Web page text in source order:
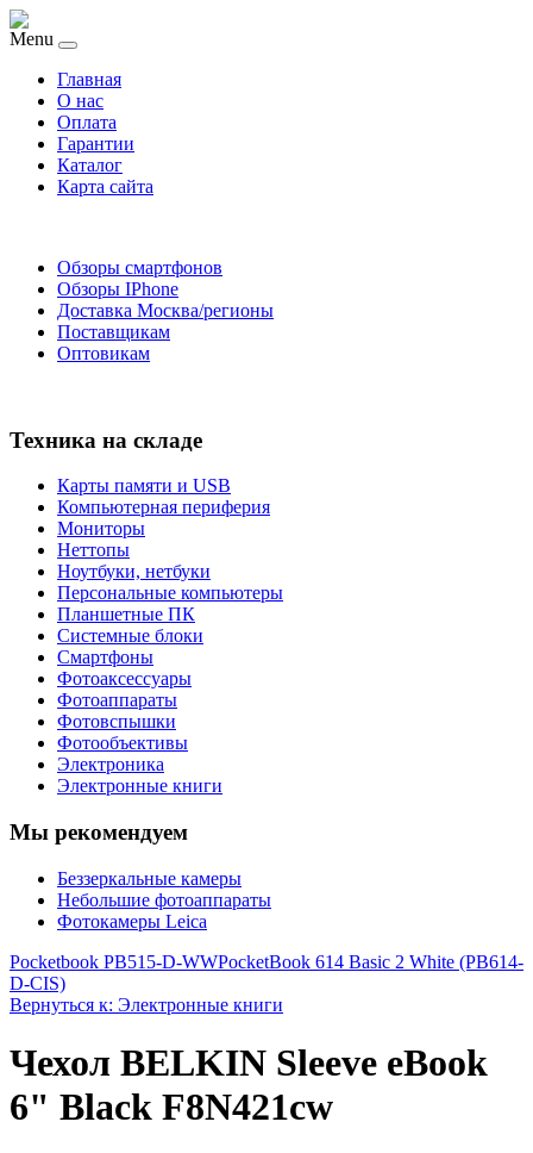
Menu
Главная
O нас
Оплата
Гарантии
Каталог
Карта сайта
Обзоры смартфонов
Обзоры IPhone
Доставка Москва/регионы
Поставщикам
Оптовикам
Техника на складе
Карты памяти и USB
Компьютерная периферия
Мониторы
Неттопы
Ноутбуки, нетбуки
Персональные компьютеры
Планшетные ПК
Системные блоки
Смартфоны
Фотоаксессуары
Фотоаппараты
Фотовспышки
Фотообъективы
Электроника
Электронные книги
Мы рекомендуем
Беззеркальные камеры
Небольшие фотоаппараты
Фотокамеры Leica
Pocketbook PB515-D-WWPocketBook 614 Basic 2 White (PB614-
D-CIS)
Вернуться к: Электронные книги
Чехол BELKIN Sleeve eBook
6" Black F8N421cw